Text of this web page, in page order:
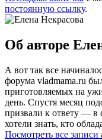
постоянную ссылку.
Об авторе
А вот так все
форума vladmama.ru
приготовляемых на
день. Спустя месяц
призвали к ответу — в
хотели знать, кто
Посмотреть все записи